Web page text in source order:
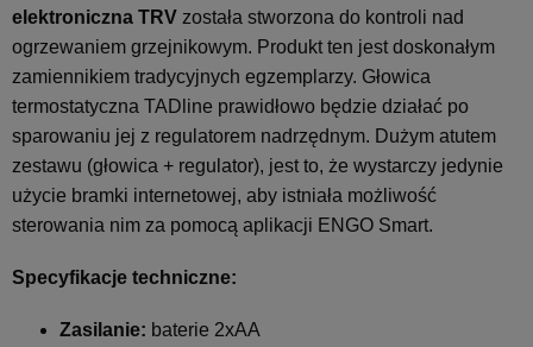
elektroniczna TRV została stworzona do kontroli nad
ogrzewaniem grzejnikowym. Produkt ten jest doskonałym
zamiennikiem tradycyjnych egzemplarzy. Głowica
termostatyczna TADline prawidłowo będzie działać po
sparowaniu jej z regulatorem nadrzędnym. Dużym atutem
zestawu (głowica + regulator), jest to, że wystarczy jedynie
użycie bramki internetowej, aby istniała możliwość
sterowania nim za pomocą aplikacji ENGO Smart.
Specyfikacje techniczne:
Zasilanie: baterie 2xAA